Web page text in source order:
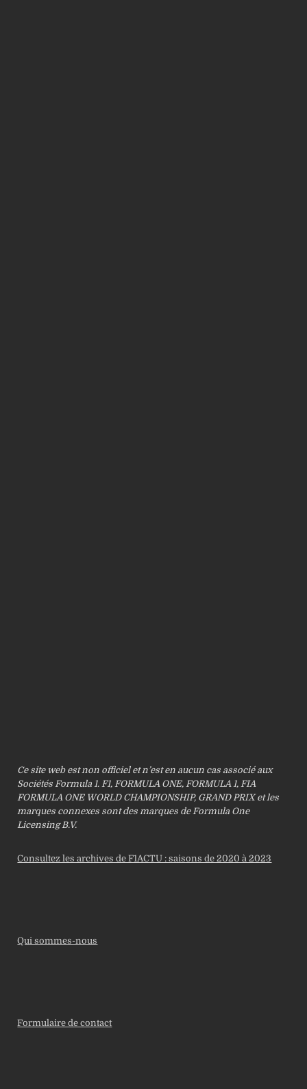
Ce site web est non officiel et n’est en aucun cas associé aux
Sociétés Formula 1. F1, FORMULA ONE, FORMULA 1, FIA
FORMULA ONE WORLD CHAMPIONSHIP, GRAND PRIX et les
marques connexes sont des marques de Formula One
Licensing B.V.
Consultez les archives de F1ACTU : saisons de 2020 à 2023
Qui sommes-nous
Formulaire de contact